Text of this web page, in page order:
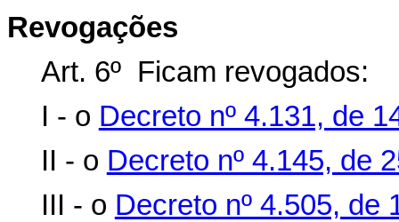
Revogações
Art. 6º Ficam revogados:
I - o Decreto nº 4.131, de
II - o Decreto nº 4.145, de
III - o Decreto nº 4.505, de